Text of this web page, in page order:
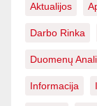
Aktualijos
Darbo Rinka
Duomenų
Informacija